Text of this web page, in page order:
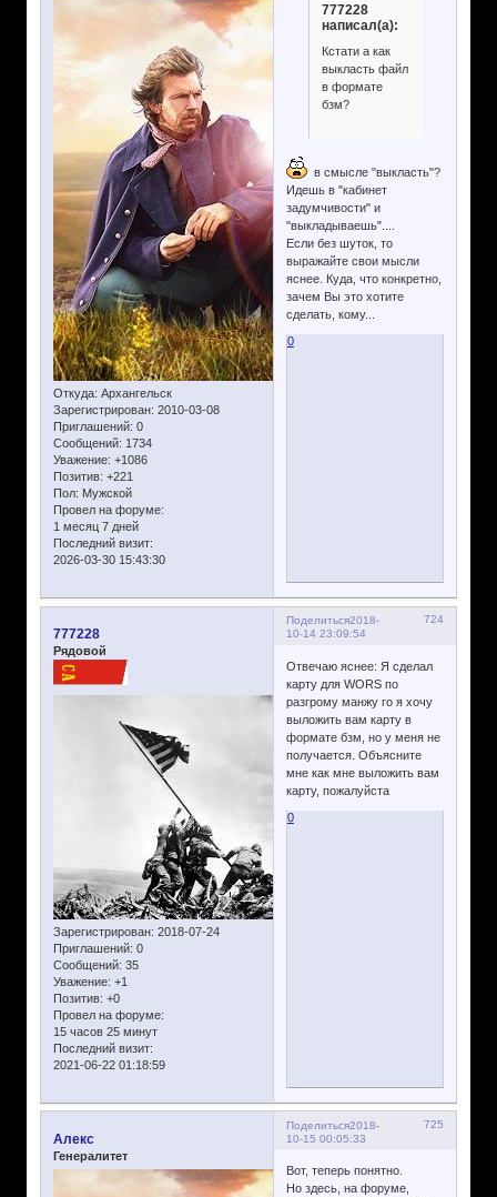
Откуда: Архангельск
Зарегистрирован: 2010-03-08
Приглашений: 0
Сообщений: 1734
Уважение: +1086
Позитив: +221
Пол: Мужской
Провел на форуме:
1 месяц 7 дней
Последний визит:
2026-03-30 15:43:30
777228
написал(а):
Кстати а как
выкласть файл
в формате
бзм?
в смысле "выкласть"?
Идешь в "кабинет
задумчивости" и
"выкладываешь"....
Если без шуток, то
выражайте свои мысли
яснее. Куда, что конкретно,
зачем Вы это хотите
сделать, кому...
0
Поделиться 724
2018-
10-14 23:09:54
777228
Рядовой
Зарегистрирован: 2018-07-24
Приглашений: 0
Сообщений: 35
Уважение: +1
Позитив: +0
Провел на форуме:
15 часов 25 минут
Последний визит:
2021-06-22 01:18:59
Отвечаю яснее: Я сделал
карту для WORS по
разгрому манжу го я хочу
выложить вам карту в
формате бзм, но у меня не
получается. Объясните
мне как мне выложить вам
карту, пожалуйста
0
Поделиться 725
2018-
10-15 00:05:33
Алекс
Генералитет
Вот, теперь понятно.
Но здесь, на форуме,